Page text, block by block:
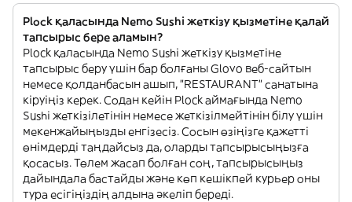
Plock қаласында Nemo Sushi жеткізу қызметіне қалай
тапсырыс бере аламын?
Plock қаласында Nemo Sushi жеткізу қызметіне
тапсырыс беру үшін бар болғаны Glovo веб-сайтын
немесе қолданбасын ашып, "RESTAURANT" санатына
кіруіңіз керек. Содан кейін Plock аймағында Nemo
Sushi жеткізілетінін немесе жеткізілмейтінін білу үшін
мекенжайыңызды енгізесіз. Сосын өзіңізге қажетті
өнімдерді таңдайсыз да, оларды тапсырысыңызға
қосасыз. Төлем жасап болған соң, тапсырысыңыз
дайындала бастайды және көп кешікпей курьер оны
тура есігіңіздің алдына әкеліп береді.